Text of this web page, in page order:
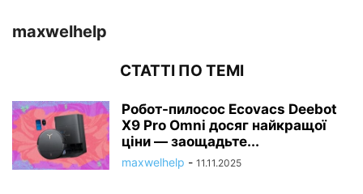
maxwelhelp
СТАТТІ ПО ТЕМІ
Робот-пилосос Ecovacs Deebot
X9 Pro Omni досяг найкращої
ціни — заощадьте...
maxwelhelp - 11.11.2025